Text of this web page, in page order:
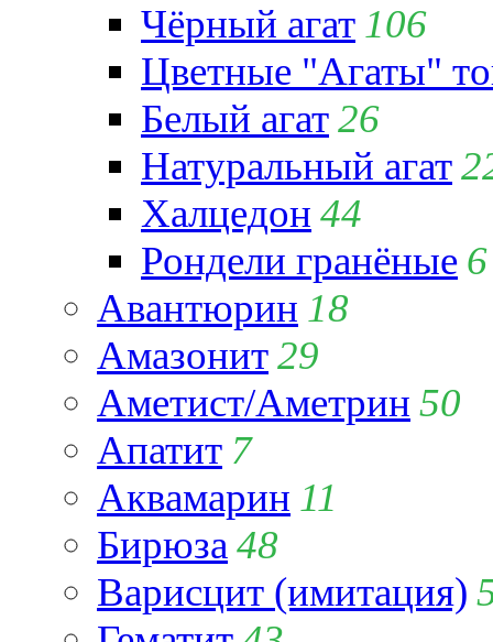
Чёрный агат 106
Цветные "Агаты"
Белый агат26
Натуральный агат
Халцедон 44
Рондели гранёные 6
Авантюрин 18
Амазонит29
Аметист/Аметрин 50
Апатит 7
Аквамарин 11
Бирюза 48
Варисцит (имитация)